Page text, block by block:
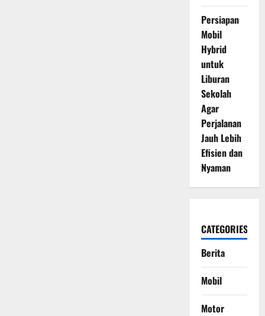
Persiapan
Mobil
Hybrid
untuk
Liburan
Sekolah
Agar
Perjalanan
Jauh Lebih
Efisien dan
Nyaman
CATEGORIES
Berita
Mobil
Motor